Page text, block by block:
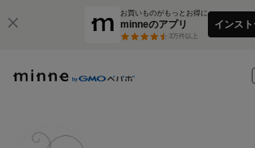
お買いものがもっとお得に
minneのアプリ
3万件以上
インス